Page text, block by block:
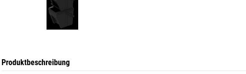
Produktbeschreibung